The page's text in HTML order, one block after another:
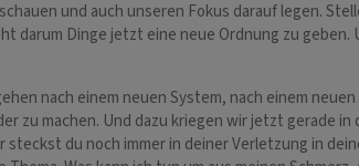
und auch unseren Fokus darauf legen.
Dinge jetzt eine neue Ordnung zu geben.
nach einem neuen System, nach einem
zu machen. Und dazu kriegen wir jetzt gerade
du noch immer in deiner Verletzung in